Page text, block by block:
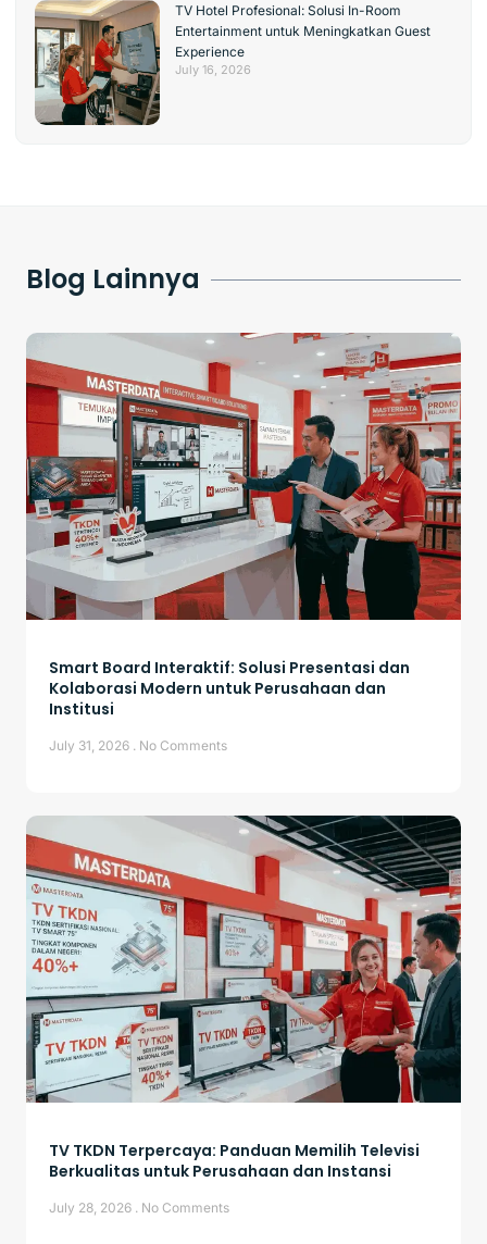
TV Hotel Profesional: Solusi In-Room
Entertainment untuk Meningkatkan Guest
Experience
July 16, 2026
Blog Lainnya
Smart Board Interaktif: Solusi Presentasi dan
Kolaborasi Modern untuk Perusahaan dan
Institusi
July 31, 2026 No Comments
TV TKDN Terpercaya: Panduan Memilih Televisi
Berkualitas untuk Perusahaan dan Instansi
July 28, 2026 No Comments